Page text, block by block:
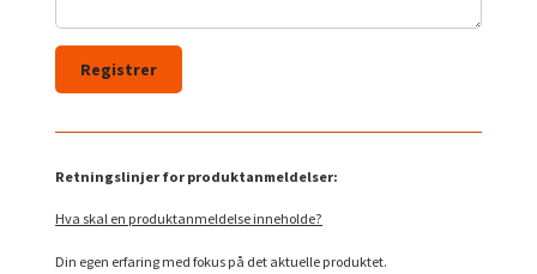
Retningslinjer for produktanmeldelser:
Hva skal en produktanmeldelse inneholde?
Din egen erfaring med fokus på det aktuelle produktet.